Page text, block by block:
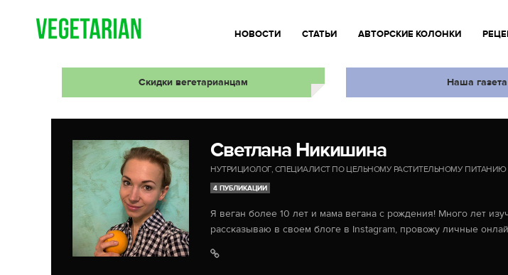
НОВОСТИ СТАТЬИ АВТОРСКИЕ КОЛОНКИ
Скидки вегетарианцам Наша газета
Светлана Никишина
НУТРИЦИОЛОГ, СПЕЦИАЛИСТ ПО ЦЕЛЬНОМУ РАСТИТЕЛЬНОМУ ПИТАНИЮ
4 ПУБЛИКАЦИИ
Я веган более 10 лет и мама вегана с рождения! Много лет
рассказываю в своем блоге в Instagram, провожу личные